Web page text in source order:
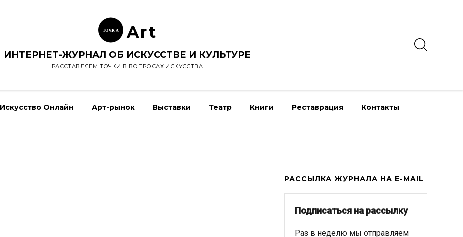
ТОЧК А Art
ИНТЕРНЕТ-ЖУРНАЛ ОБ ИСКУССТВЕ И КУЛЬТУРЕ
РАССТАВЛЯЕМ ТОЧКИ В ВОПРОСАХ ИСКУССТВА
Искусство Онлайн Арт-рынок Выставки Театр Книги Реставрация Контакты
РАССЫЛКА ЖУРНАЛА НА E-MAIL
Подписаться на рассылку
Раз в неделю мы отправляем